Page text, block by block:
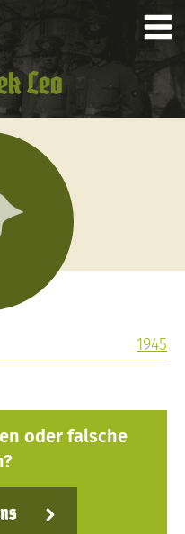
Leo
1945
oder falsche